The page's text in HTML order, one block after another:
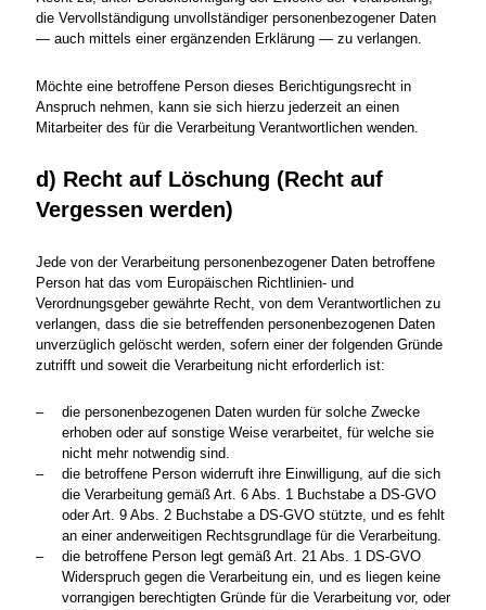
die Vervollständigung unvollständiger personenbezogener Daten
— auch mittels einer ergänzenden Erklärung — zu verlangen.
Möchte eine betroffene Person dieses Berichtigungsrecht in
Anspruch nehmen, kann sie sich hierzu jederzeit an einen
Mitarbeiter des für die Verarbeitung Verantwortlichen wenden.
d) Recht auf Löschung (Recht auf
Vergessen werden)
Jede von der Verarbeitung personenbezogener Daten betroffene
Person hat das vom Europäischen Richtlinien- und
Verordnungsgeber gewährte Recht, von dem Verantwortlichen zu
verlangen, dass die sie betreffenden personenbezogenen Daten
unverzüglich gelöscht werden, sofern einer der folgenden Gründe
zutrifft und soweit die Verarbeitung nicht erforderlich ist:
die personenbezogenen Daten wurden für solche Zwecke
erhoben oder auf sonstige Weise verarbeitet, für welche sie
nicht mehr notwendig sind.
die betroffene Person widerruft ihre Einwilligung, auf die sich
die Verarbeitung gemäß Art. 6 Abs. 1 Buchstabe a DS-GVO
oder Art. 9 Abs. 2 Buchstabe a DS-GVO stützte, und es fehlt
an einer anderweitigen Rechtsgrundlage für die Verarbeitung.
die betroffene Person legt gemäß Art. 21 Abs. 1 DS-GVO
Widerspruch gegen die Verarbeitung ein, und es liegen keine
vorrangigen berechtigten Gründe für die Verarbeitung vor, oder